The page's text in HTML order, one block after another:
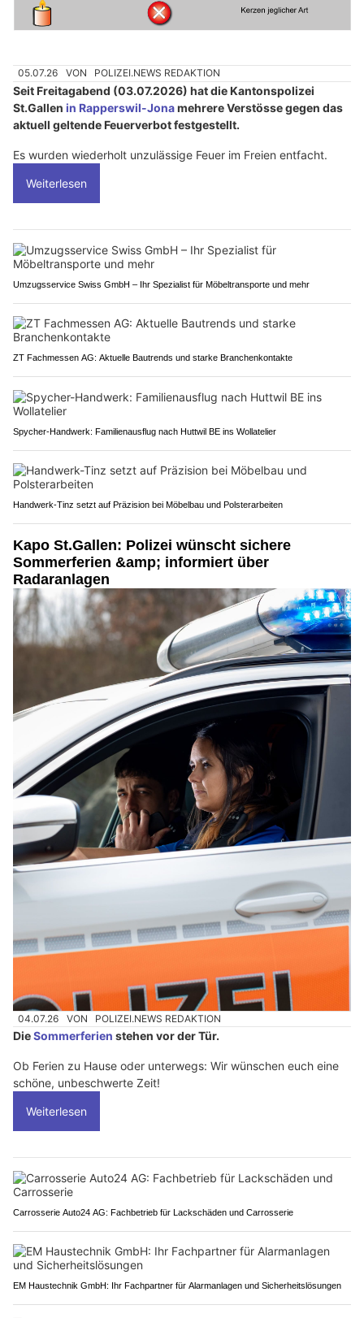
05.07.26 VON POLIZEI.NEWS REDAKTION
Seit Freitagabend (03.07.2026) hat die Kantonspolizei
St.Gallen in Rapperswil-Jonamehrere Verstösse gegen das
aktuell geltende Feuerverbot festgestellt.
Es wurden wiederholt unzulässige Feuer im Freien entfacht.
Weiterlesen
Umzugsservice Swiss GmbH – Ihr Spezialist für Möbeltransporte und mehr
ZT Fachmessen AG: Aktuelle Bautrends und starke Branchenkontakte
Spycher-Handwerk: Familienausflug nach Huttwil BE ins Wollatelier
Handwerk-Tinz setzt auf Präzision bei Möbelbau und Polsterarbeiten
Kapo St.Gallen: Polizei wünscht sichere
Sommerferien &amp; informiert über
Radaranlagen
04.07.26 VON POLIZEI.NEWS REDAKTION
DieSommerferien stehen vor der Tür.
Ob Ferien zu Hause oder unterwegs: Wir wünschen euch eine
schöne, unbeschwerte Zeit!
Weiterlesen
Carrosserie Auto24 AG: Fachbetrieb für Lackschäden und Carrosserie
EM Haustechnik GmbH: Ihr Fachpartner für Alarmanlagen und Sicherheitslösungen